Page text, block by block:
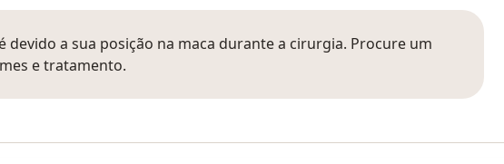
devido a sua posição na maca durante a cirurgia. Procure um
e tratamento.